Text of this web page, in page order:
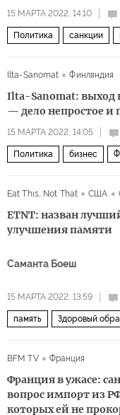
15 МАРТА 2022, 14:10
Политика санкции
Ilta-Sanomat Финляндия
Ilta-Sanomat: выход
— дело непростое и
15 МАРТА 2022, 14:05
Политика бизнес
Eat This, Not That США
ETNT: назван
улучшения памяти
Саманта Боеш
15 МАРТА 2022, 13:59
память Здоровый
BFM TV Франция
Франция в ужасе:
вопрос импорт из
которых ей не